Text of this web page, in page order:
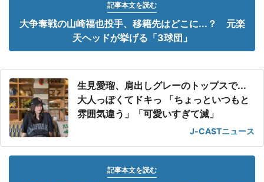
記事本文を読む
大争奪戦の山崎福也投手、移籍先はどこに...？ 元楽
天ヘッドが挙げる「3球団」
生見愛瑠、肩出しグレーのトップスで...
大人っぽくてドキっ 「ちょっといつもと
雰囲気違う」「可愛いすぎて滅」
J-CASTニュース
記事本文を読む